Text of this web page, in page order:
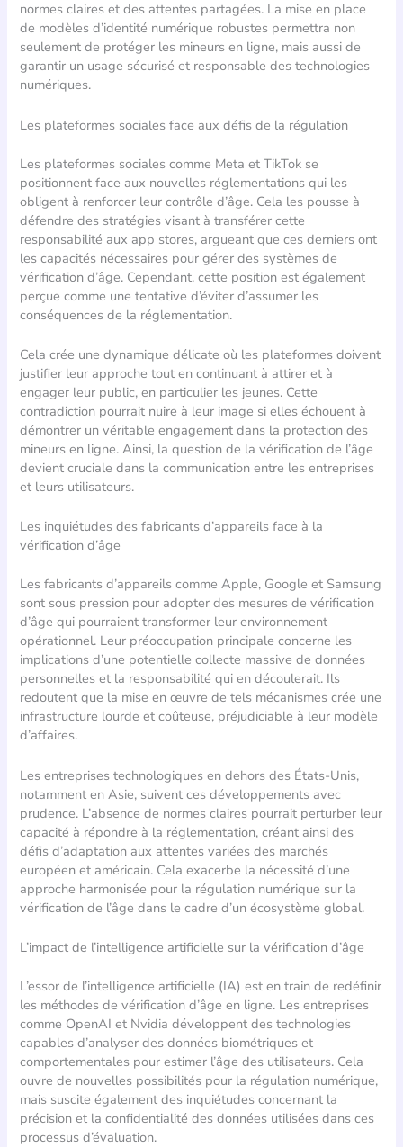
normes claires et des attentes partagées. La mise en place
de modèles d’identité numérique robustes permettra non
seulement de protéger les mineurs en ligne, mais aussi de
garantir un usage sécurisé et responsable des technologies
numériques.
Les plateformes sociales face aux défis de la régulation
Les plateformes sociales comme Meta et TikTok se
positionnent face aux nouvelles réglementations qui les
obligent à renforcer leur contrôle d’âge. Cela les pousse à
défendre des stratégies visant à transférer cette
responsabilité aux app stores, argueant que ces derniers ont
les capacités nécessaires pour gérer des systèmes de
vérification d’âge. Cependant, cette position est également
perçue comme une tentative d’éviter d’assumer les
conséquences de la réglementation.
Cela crée une dynamique délicate où les plateformes doivent
justifier leur approche tout en continuant à attirer et à
engager leur public, en particulier les jeunes. Cette
contradiction pourrait nuire à leur image si elles échouent à
démontrer un véritable engagement dans la protection des
mineurs en ligne. Ainsi, la question de la vérification de l’âge
devient cruciale dans la communication entre les entreprises
et leurs utilisateurs.
Les inquiétudes des fabricants d’appareils face à la
vérification d’âge
Les fabricants d’appareils comme Apple, Google et Samsung
sont sous pression pour adopter des mesures de vérification
d’âge qui pourraient transformer leur environnement
opérationnel. Leur préoccupation principale concerne les
implications d’une potentielle collecte massive de données
personnelles et la responsabilité qui en découlerait. Ils
redoutent que la mise en œuvre de tels mécanismes crée une
infrastructure lourde et coûteuse, préjudiciable à leur modèle
d’affaires.
Les entreprises technologiques en dehors des États-Unis,
notamment en Asie, suivent ces développements avec
prudence. L’absence de normes claires pourrait perturber leur
capacité à répondre à la réglementation, créant ainsi des
défis d’adaptation aux attentes variées des marchés
européen et américain. Cela exacerbe la nécessité d’une
approche harmonisée pour la régulation numérique sur la
vérification de l’âge dans le cadre d’un écosystème global.
L’impact de l’intelligence artificielle sur la vérification d’âge
L’essor de l’intelligence artificielle (IA) est en train de redéfinir
les méthodes de vérification d’âge en ligne. Les entreprises
comme OpenAI et Nvidia développent des technologies
capables d’analyser des données biométriques et
comportementales pour estimer l’âge des utilisateurs. Cela
ouvre de nouvelles possibilités pour la régulation numérique,
mais suscite également des inquiétudes concernant la
précision et la confidentialité des données utilisées dans ces
processus d’évaluation.